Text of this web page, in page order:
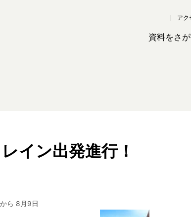
アク
資料をさ
イン出発進行！
から 8月9日